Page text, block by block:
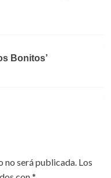
Bonitos’
no será publicada. Los